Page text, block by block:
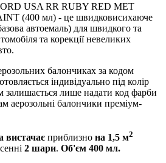
USA RR RUBY RED MET
(400 мл) - це швидковисихаюче
автоемаль) для швидкого та
та корекції невеликих
балончиках за кодом
індивідуально під колір
залишається лише надати код фарби
аерозольні балончики преміум-
вистачає приблизно на 1,5 м2
2 шари. Об'єм 400 мл.